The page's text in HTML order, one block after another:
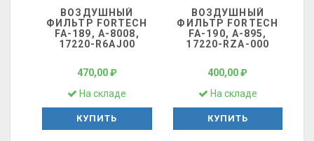
ВОЗДУШНЫЙ
ФИЛЬТР FORTECH
FA-189, A-8008,
17220-R6AJ00
470,00 ₽
На складе
КУПИТЬ
ВОЗДУШНЫЙ
ФИЛЬТР FORTECH
FA-190, A-895,
17220-RZA-000
400,00 ₽
На складе
КУПИТЬ